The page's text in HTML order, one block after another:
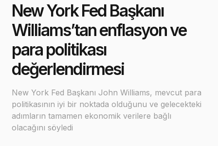
New York Fed Başkanı
Williams’tan enflasyon ve
para politikası
değerlendirmesi
New York Fed Başkanı John Williams, mevcut para
politikasının iyi bir noktada olduğunu ve gelecekteki
adımların tamamen ekonomik verilere bağlı
olacağını söyledi